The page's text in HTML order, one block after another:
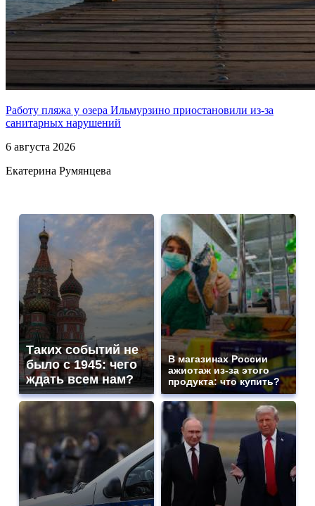
Работу пляжа у озера Ильмурзино приостановили из-за
санитарных нарушений
6 августа 2026
Екатерина Румянцева
Таких событий не
было с 1945: чего
ждать всем нам?
В магазинах России
ажиотаж из-за этого
продукта: что купить?